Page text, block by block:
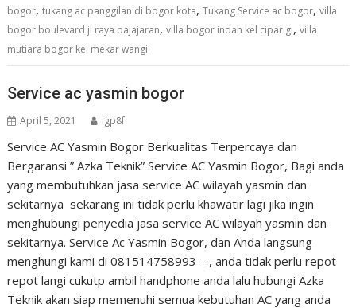
bogor,tukang ac panggilan di bogor kota,Tukang Service ac bogor,villa
bogor boulevard jl raya pajajaran,villa bogor indah kel ciparigi,villa
mutiara bogor kel mekar wangi
Service ac yasmin bogor
April 5, 2021 igp8f
Service AC Yasmin Bogor Berkualitas Terpercaya dan
Bergaransi ” Azka Teknik” Service AC Yasmin Bogor, Bagi anda
yang membutuhkan jasa service AC wilayah yasmin dan
sekitarnya sekarang ini tidak perlu khawatir lagi jika ingin
menghubungi penyedia jasa service AC wilayah yasmin dan
sekitarnya. Service Ac Yasmin Bogor, dan Anda langsung
menghungi kami di 081514758993 – , anda tidak perlu repot
repot langi cukutp ambil handphone anda lalu hubungi Azka
Teknik akan siap memenuhi semua kebutuhan AC yang anda